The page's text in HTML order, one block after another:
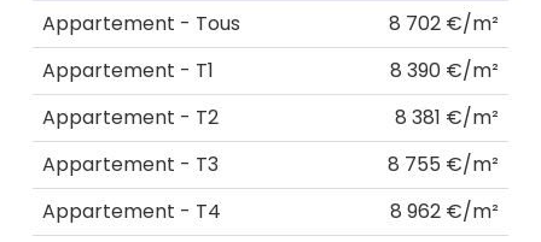
Appartement - Tous
8 702 €/m²
Appartement - T1
8 390 €/m²
Appartement - T2
8 381 €/m²
Appartement - T3
8 755 €/m²
Appartement - T4
8 962 €/m²